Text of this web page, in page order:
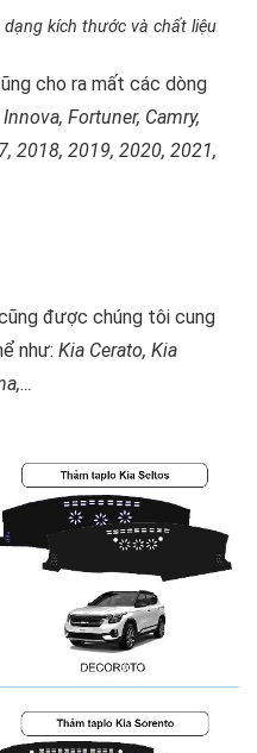
kích thước và chất liệu
cho ra mất các dòng
Fortuner, Camry,
2018, 2019, 2020, 2021,
được chúng tôi cung
như: Kia Cerato, Kia